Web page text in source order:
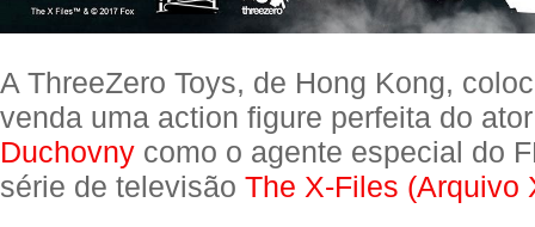
A ThreeZero Toys, de Hong Kong,
venda uma action figure perfeita do
Duchovny como o agente especial do
série de televisão The X-Files (Arquivo